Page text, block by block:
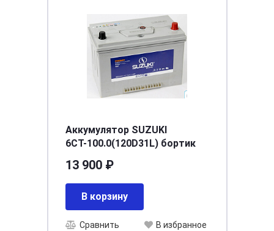
Аккумулятор SUZUKI
6СТ-100.0(120D31L) бортик
13 900 ₽
В корзину
Сравнить В избранное